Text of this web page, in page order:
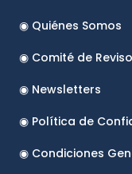
◉ Quiénes Somos
◉ Comité de
◉ Newsletters
◉ Política de
◉ Condiciones